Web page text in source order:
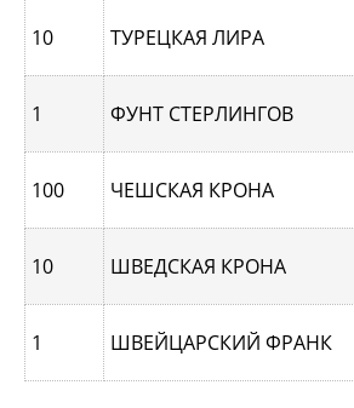
10 ТУРЕЦКАЯ ЛИРА
1 ФУНТ СТЕРЛИНГОВ
100 ЧЕШСКАЯ КРОНА
10 ШВЕДСКАЯ КРОНА
1 ШВЕЙЦАРСКИЙ ФРАНК